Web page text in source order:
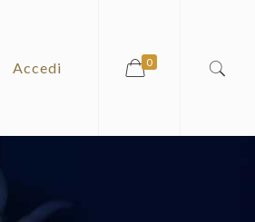
Accedi 0